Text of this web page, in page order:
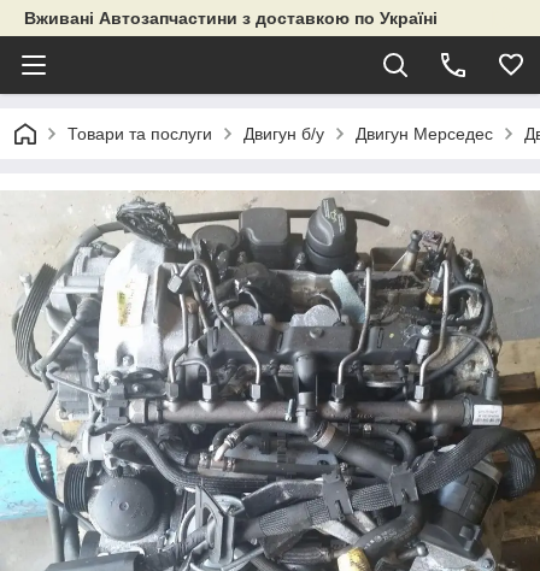
Вживані Автозапчастини з доставкою по Україні
Товари та послуги Двигун б/у Двигун Мерседес